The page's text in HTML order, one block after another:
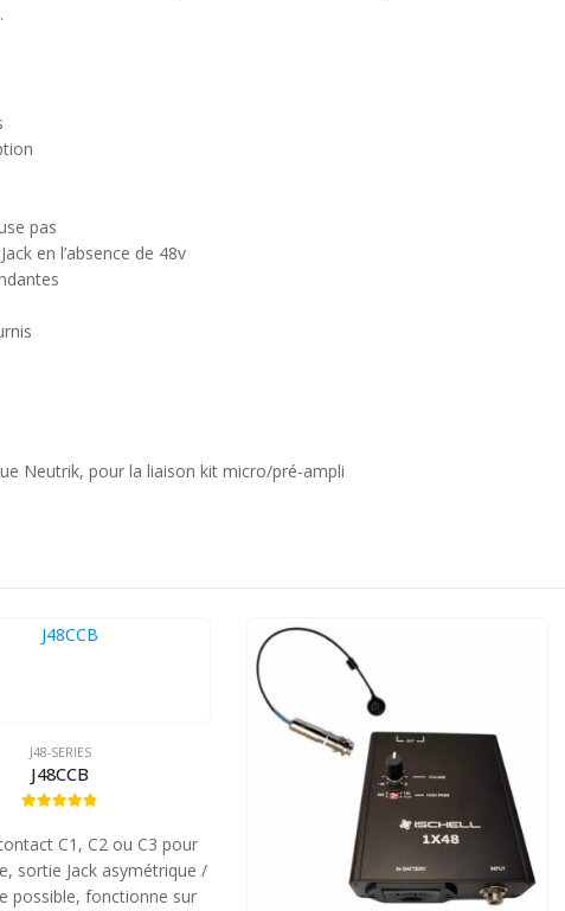
pas
en l’absence de 48v
Neutrik, pour la liaison kit micro/pré-ampli
J48-SERIES
J48CCB
C1, C2 ou C3 pour
sortie Jack asymétrique /
possible, fonctionne sur